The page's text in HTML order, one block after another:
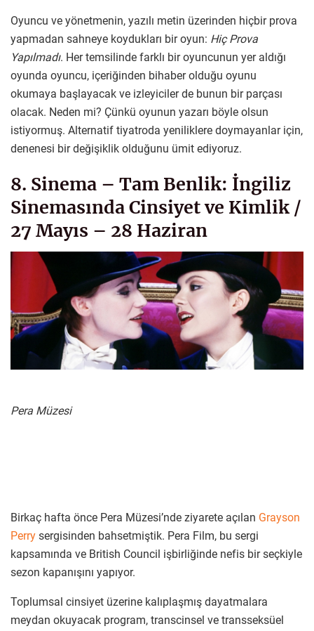
Oyuncu ve yönetmenin, yazılı metin üzerinden hiçbir prova
yapmadan sahneye koydukları bir oyun: Hiç Prova
Yapılmadı. Her temsilinde farklı bir oyuncunun yer aldığı
oyunda oyuncu, içeriğinden bihaber olduğu oyunu
okumaya başlayacak ve izleyiciler de bunun bir parçası
olacak. Neden mi? Çünkü oyunun yazarı böyle olsun
istiyormuş. Alternatif tiyatroda yeniliklere doymayanlar için,
denenesi bir değişiklik olduğunu ümit ediyoruz.
8. Sinema – Tam Benlik: İngiliz
Sinemasında Cinsiyet ve Kimlik /
27 Mayıs – 28 Haziran
Pera Müzesi
Birkaç hafta önce Pera Müzesi’nde ziyarete açılan Grayson
Perry sergisinden bahsetmiştik. Pera Film, bu sergi
kapsamında ve British Council işbirliğinde nefis bir seçkiyle
sezon kapanışını yapıyor.
Toplumsal cinsiyet üzerine kalıplaşmış dayatmalara
meydan okuyacak program, transcinsel ve transseksüel